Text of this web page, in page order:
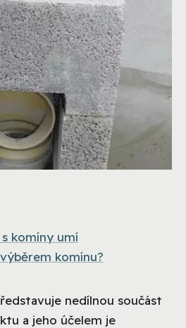
komíny umí
komínu?
nedílnou součást
a jeho účelem je